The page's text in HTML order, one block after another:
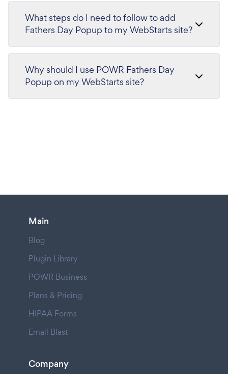
What steps do I need to follow to add
Fathers Day Popup to my WebStarts site?
Why should I use POWR Fathers Day
Popup on my WebStarts site?
Main
Blog
Plugin Library
POWR Business
Plans & Pricing
HIPAA Forms
Email Blast
Company